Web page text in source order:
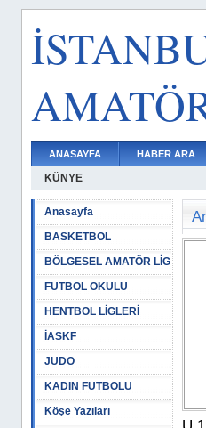
ANASAYFA HABER ARA
KÜNYE
Anasayfa
BASKETBOL
BÖLGESEL AMATÖR LİG
FUTBOL OKULU
HENTBOL LİGLERİ
İASKF
JUDO
KADIN FUTBOLU
Köşe Yazıları